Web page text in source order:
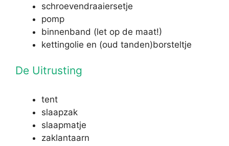
schroevendraaiersetje
pomp
binnenband (let op de maat!)
kettingolie en (oud tanden)borsteltje
De Uitrusting
tent
slaapzak
slaapmatje
zaklantaarn